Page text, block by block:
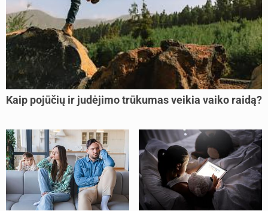
Kaip pojūčių ir judėjimo trūkumas veikia vaiko raidą?